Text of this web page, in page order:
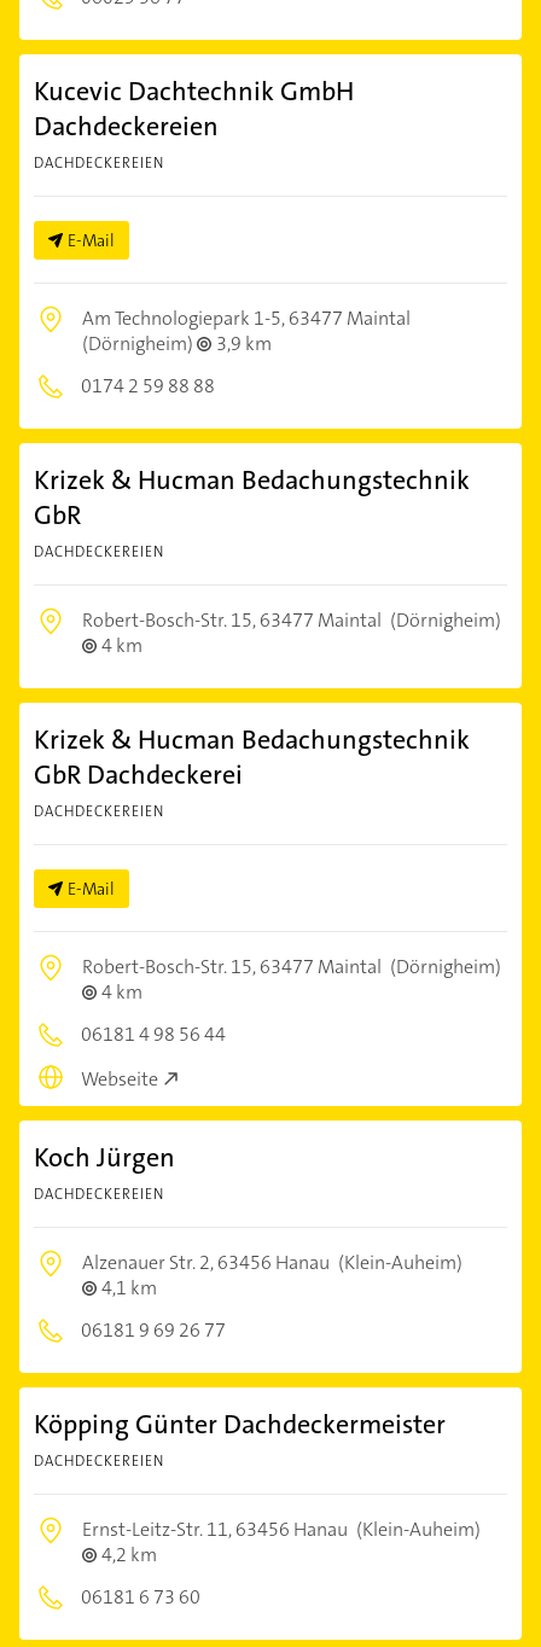
Kucevic Dachtechnik GmbH
Dachdeckereien
DACHDECKEREIEN
E-Mail
Am Technologiepark 1-5,63477 Maintal
(Dörnigheim)
3,9 km
0174 2 59 88 88
Krizek & Hucman Bedachungstechnik
GbR
DACHDECKEREIEN
Robert-Bosch-Str. 15,63477 Maintal (Dörnigheim)
4 km
Krizek & Hucman Bedachungstechnik
GbR Dachdeckerei
DACHDECKEREIEN
E-Mail
Robert-Bosch-Str. 15,63477 Maintal (Dörnigheim)
4 km
06181 4 98 56 44
Webseite
Koch Jürgen
DACHDECKEREIEN
Alzenauer Str. 2,63456 Hanau (Klein-Auheim)
4,1 km
06181 9 69 26 77
Köpping Günter Dachdeckermeister
DACHDECKEREIEN
Ernst-Leitz-Str. 11,63456 Hanau (Klein-Auheim)
4,2 km
06181 6 73 60